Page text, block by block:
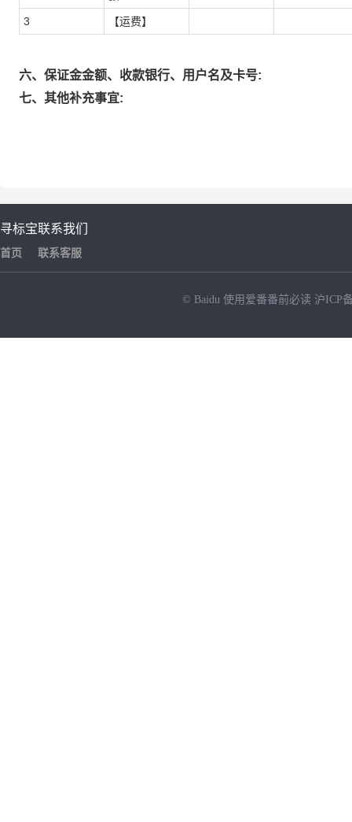
3 【运费】
六、保证金金额、收款银行、用户名及卡号:
七、其他补充事宜:
寻标宝
首页
联系我们
联系客服
© Baidu 使用爱番番前必读 沪ICP